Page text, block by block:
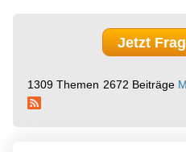
Jetzt
1309 Themen 2672 Beiträge